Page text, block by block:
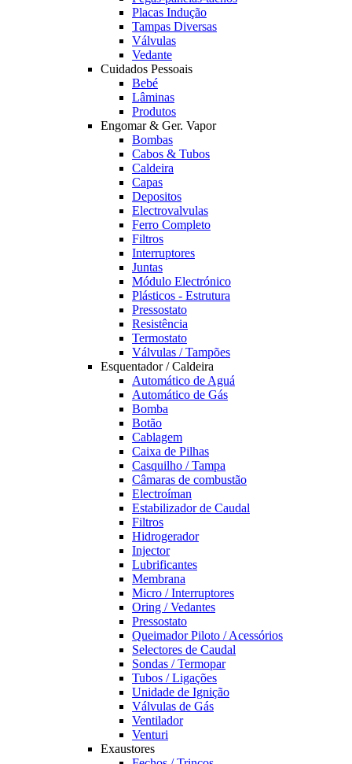
Placas Indução
Tampas Diversas
Válvulas
Vedante
Cuidados Pessoais
Bebé
Lâminas
Produtos
Engomar & Ger. Vapor
Bombas
Cabos & Tubos
Caldeira
Capas
Depositos
Electrovalvulas
Ferro Completo
Filtros
Interruptores
Juntas
Módulo Electrónico
Plásticos - Estrutura
Pressostato
Resistência
Termostato
Válvulas / Tampões
Esquentador / Caldeira
Automático de Aguá
Automático de Gás
Bomba
Botão
Cablagem
Caixa de Pilhas
Casquilho / Tampa
Câmaras de combustão
Electroíman
Estabilizador de Caudal
Filtros
Hidrogerador
Injector
Lubrificantes
Membrana
Micro / Interruptores
Oring / Vedantes
Pressostato
Queimador Piloto / Acessórios
Selectores de Caudal
Sondas / Termopar
Tubos / Ligações
Unidade de Ignição
Válvulas de Gás
Ventilador
Venturi
Exaustores